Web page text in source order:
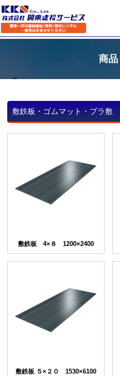
商品
敷鉄板・ゴムマット・プラ敷
敷鉄板 4×８ 1200×2400
敷鉄板 ５×２０ 1530×6100